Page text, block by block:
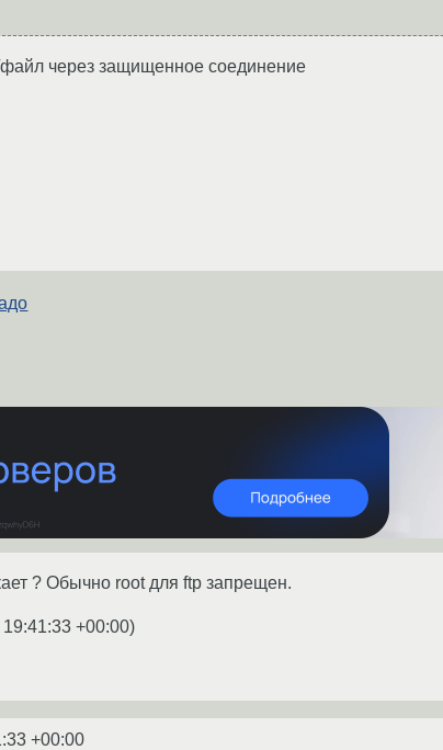
файл через защищенное соединение
? Обычно root для ftp запрещен.
+00:00)
+00:00